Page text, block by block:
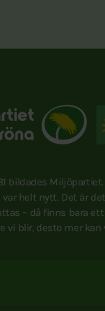
bildades
helt nytt. Det är
– då finns bara
vi blir, desto mer